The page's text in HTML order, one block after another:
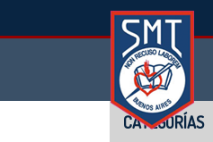
Instituto
San
Martín
de
Tours
CATEGORÍAS